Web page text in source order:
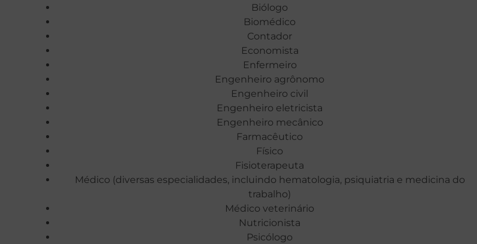
Biólogo
Biomédico
Contador
Economista
Enfermeiro
Engenheiro agrônomo
Engenheiro civil
Engenheiro eletricista
Engenheiro mecânico
Farmacêutico
Físico
Fisioterapeuta
Médico (diversas especialidades, incluindo hematologia, psiquiatria e medicina do
trabalho)
Médico veterinário
Nutricionista
Psicólogo